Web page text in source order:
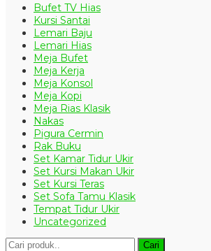
Bufet TV Hias
Kursi Santai
Lemari Baju
Lemari Hias
Meja Bufet
Meja Kerja
Meja Konsol
Meja Kopi
Meja Rias Klasik
Nakas
Pigura Cermin
Rak Buku
Set Kamar Tidur Ukir
Set Kursi Makan Ukir
Set Kursi Teras
Set Sofa Tamu Klasik
Tempat Tidur Ukir
Uncategorized
Cari